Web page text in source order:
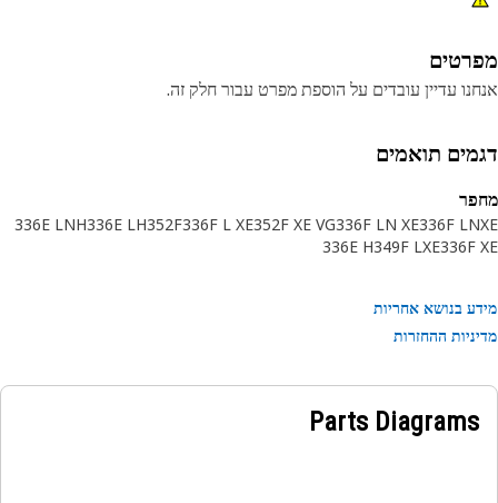
עדיין עובדים על הוספת מפרט עבור חלק זה.
תואמים
336F
336F LN XE
352F XE VG
336F L XE
352F
336E LH
336E LNH
336F
349F LXE
336E H
בנושא אחריות
ההחזרות
Parts Diagrams